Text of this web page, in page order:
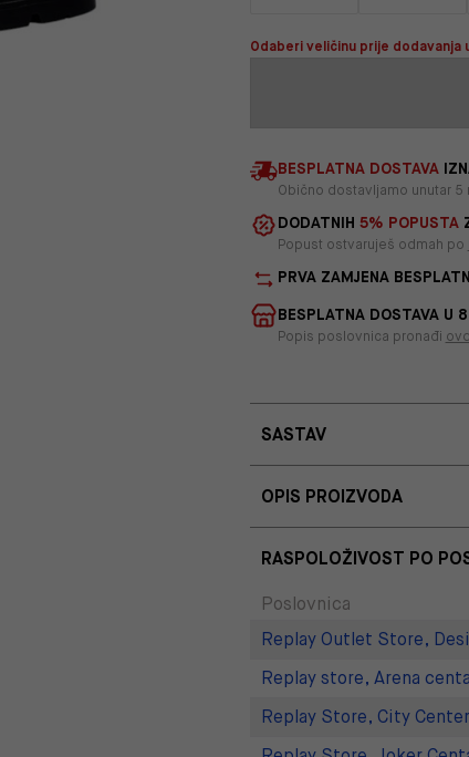
Odaberi veličinu prije dodavanja
BESPLATNA DOSTAVA
Obično dostavljamo unutar 5
DODATNIH 5% POPUSTA
Popust ostvaruješ odmah po
PRVA ZAMJENA
BESPLATNA DOSTAVA U
Popis poslovnica pronađi
SASTAV
OPIS PROIZVODA
RASPOLOŽIVOST PO
Poslovnica
Replay Outlet Store,
Replay store, Arena
Replay Store, City